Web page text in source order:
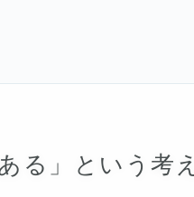
る」という考え